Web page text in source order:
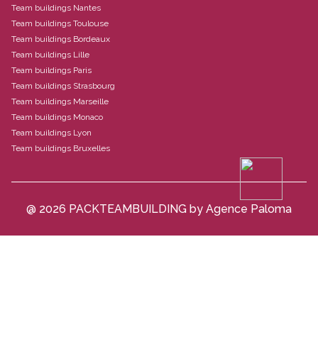
Team buildings Nantes
Team buildings Toulouse
Team buildings Bordeaux
Team buildings Lille
Team buildings Paris
Team buildings Strasbourg
Team buildings Marseille
Team buildings Monaco
Team buildings Lyon
Team buildings Bruxelles
@ 2026 PACKTEAMBUILDING by Agence Paloma